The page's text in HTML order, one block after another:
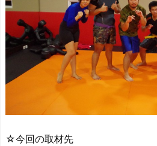
☆今回の取材先